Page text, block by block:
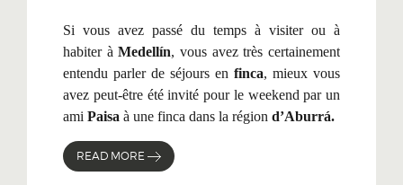
Si vous avez passé du temps à visiter ou à
habiter àMedellín, vous avez très certainement
entendu parler de séjours en finca, mieux vous
avez peut-être été invité pour le weekend par un
ami Paisa à une finca dans la région d’Aburrá.
READ MORE